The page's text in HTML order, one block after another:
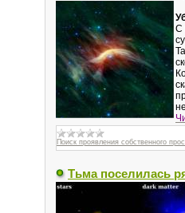
С
Поиск проявления собственного
Тьма поселилась